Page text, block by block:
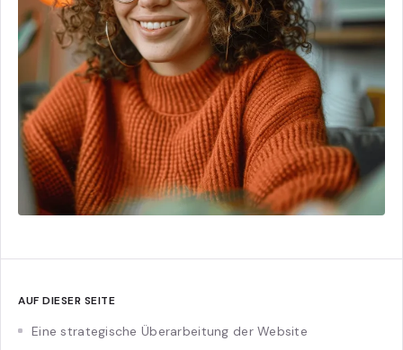
AUF DIESER SEITE
Eine strategische Überarbeitung der Website